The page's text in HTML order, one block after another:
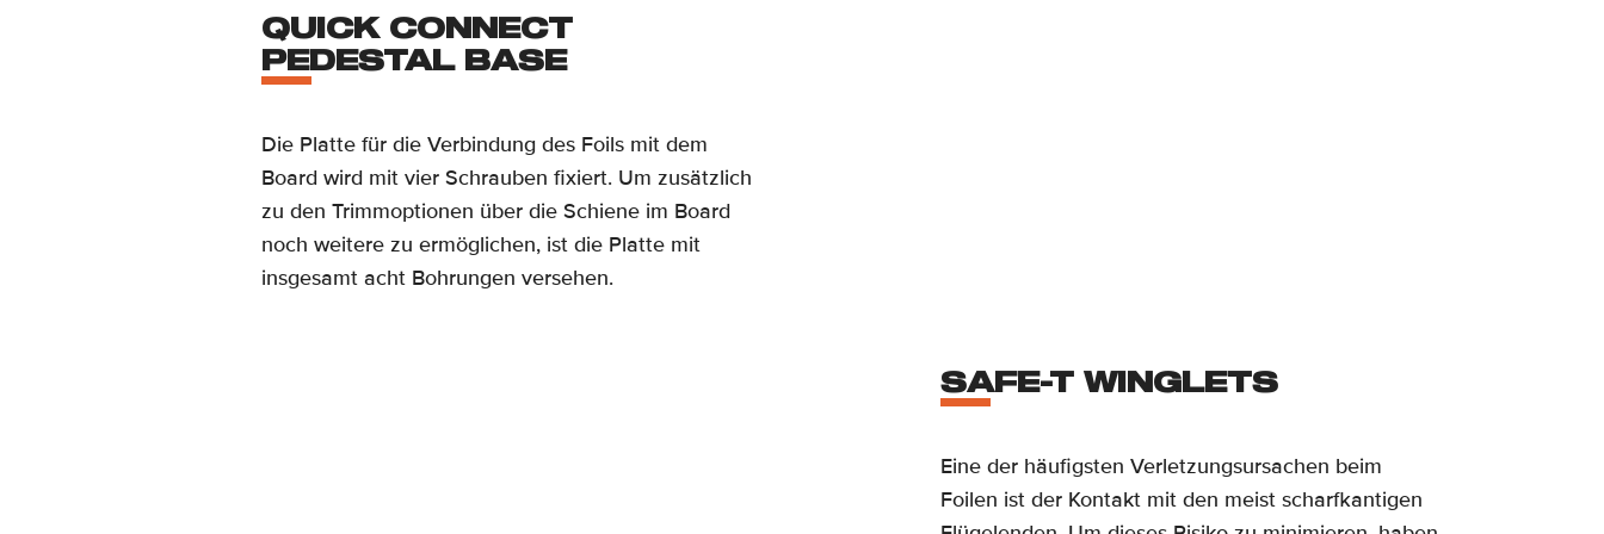
QUICK CONNECT
PEDESTAL BASE
Die Platte für die Verbindung des Foils mit dem
Board wird mit vier Schrauben fixiert. Um zusätzlich
zu den Trimmoptionen über die Schiene im Board
noch weitere zu ermöglichen, ist die Platte mit
insgesamt acht Bohrungen versehen.
SAFE-T WINGLETS
Eine der häufigsten Verletzungsursachen beim
Foilen ist der Kontakt mit den meist scharfkantigen